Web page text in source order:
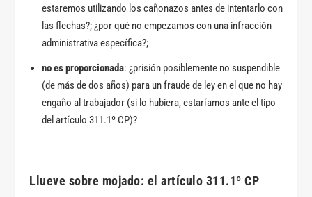
estaremos utilizando los cañonazos antes de intentarlo con
las flechas?; ¿por qué no empezamos con una infracción
administrativa específica?;
no es proporcionada: ¿prisión posiblemente no suspendible
(de más de dos años) para un fraude de ley en el que no hay
engaño al trabajador (si lo hubiera, estaríamos ante el tipo
del artículo 311.1º CP)?
Llueve sobre mojado: el artículo 311.1º CP